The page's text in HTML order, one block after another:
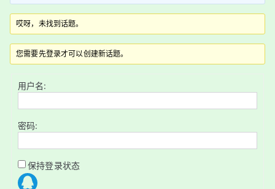
哎呀，未找到话题。
您需要先登录才可以创建新话题。
用户名:
密码:
保持登录状态